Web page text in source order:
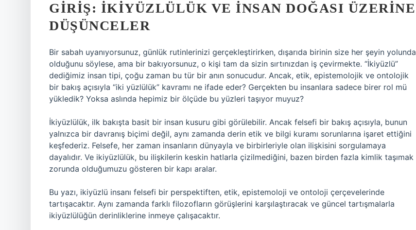
GIRIŞ: İKIYÜZLÜLÜK VE İNSAN DOĞASI ÜZERINE
DÜŞÜNCELER
Bir sabah uyanıyorsunuz, günlük rutinlerinizi gerçekleştirirken, dışarıda birinin size her şeyin yolunda
olduğunu söylese, ama bir bakıyorsunuz, o kişi tam da sizin sırtınızdan iş çevirmekte. “İkiyüzlü”
dediğimiz insan tipi, çoğu zaman bu tür bir anın sonucudur. Ancak, etik, epistemolojik ve ontolojik
bir bakış açısıyla “iki yüzlülük” kavramı ne ifade eder? Gerçekten bu insanlara sadece birer rol mü
yükledik? Yoksa aslında hepimiz bir ölçüde bu yüzleri taşıyor muyuz?
İkiyüzlülük, ilk bakışta basit bir insan kusuru gibi görülebilir. Ancak felsefi bir bakış açısıyla, bunun
yalnızca bir davranış biçimi değil, aynı zamanda derin etik ve bilgi kuramı sorunlarına işaret ettiğini
keşfederiz. Felsefe, her zaman insanların dünyayla ve birbirleriyle olan ilişkisini sorgulamaya
dayalıdır. Ve ikiyüzlülük, bu ilişkilerin keskin hatlarla çizilmediğini, bazen birden fazla kimlik taşımak
zorunda olduğumuzu gösteren bir kapı aralar.
Bu yazı, ikiyüzlü insanı felsefi bir perspektiften, etik, epistemoloji ve ontoloji çerçevelerinde
tartışacaktır. Aynı zamanda farklı filozofların görüşlerini karşılaştıracak ve güncel tartışmalarla
ikiyüzlülüğün derinliklerine inmeye çalışacaktır.